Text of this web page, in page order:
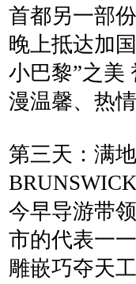
首都另一部
晚上抵达加
小巴黎”之美
漫温馨、热
第三天：满
今早导游带
市的代表一
雕嵌巧夺天